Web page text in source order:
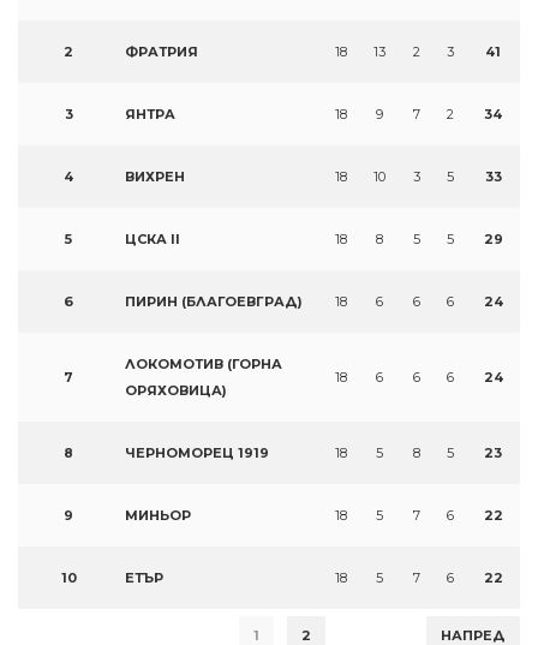
2 ФРАТРИЯ 18 13 2 3 41
3 ЯНТРА 18 9 7 2 34
4 ВИХРЕН 18 10 3 5 33
5 ЦСКА II 18 8 5 5 29
6 ПИРИН (БЛАГОЕВГРАД) 18 6 6 6 24
7
ЛОКОМОТИВ (ГОРНА
ОРЯХОВИЦА)
18 6 6 6 24
8 ЧЕРНОМОРЕЦ 1919 18 5 8 5 23
9 МИНЬОР 18 5 7 6 22
10 ЕТЪР 18 5 7 6 22
1 2 НАПРЕД